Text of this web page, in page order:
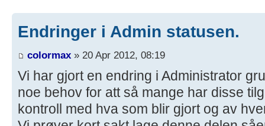
Endringer i Admin statusen.
colormax » 20 Apr 2012, 08:19
Vi har gjort en endring i Administrator
noe behov for att så mange har disse
kontroll med hva som blir gjort og av